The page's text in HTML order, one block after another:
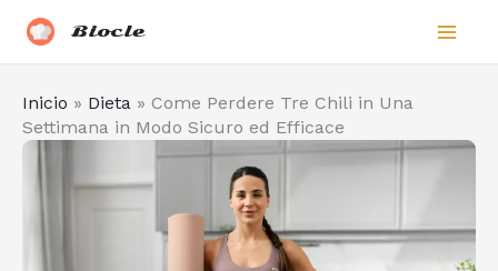
Biocle
Inicio » Dieta » Come Perdere Tre Chili in Una
Settimana in Modo Sicuro ed Efficace